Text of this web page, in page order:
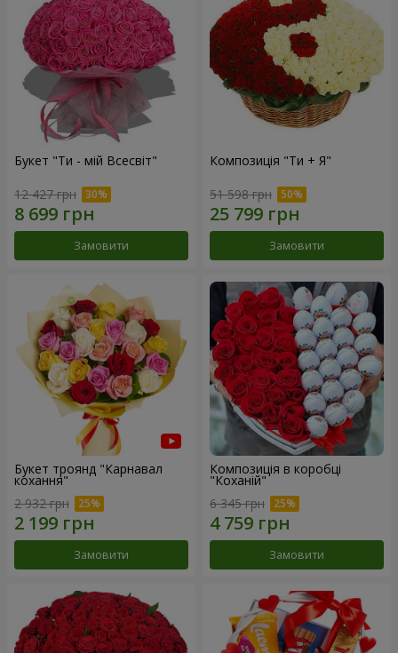
Букет "Ти - мій Всесвіт"
12 427 грн
Замовити
Композиція "Ти + Я"
51 598 грн
Замовити
Букет троянд "Карнавал
кохання"
2 932 грн
Замовити
Композиція в коробці
"Коханій"
6 345 грн
Замовити